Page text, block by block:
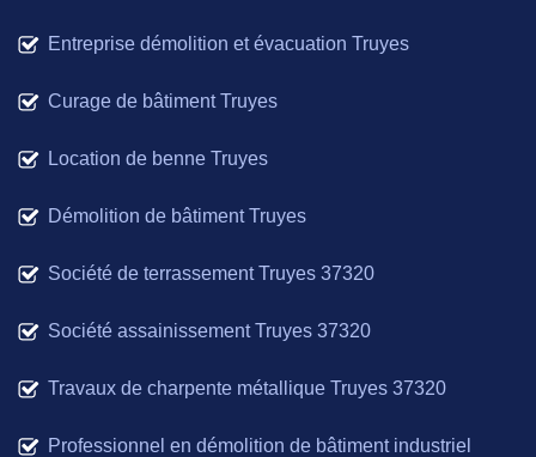
Entreprise démolition et évacuation Truyes
Curage de bâtiment Truyes
Location de benne Truyes
Démolition de bâtiment Truyes
Société de terrassement Truyes 37320
Société assainissement Truyes 37320
Travaux de charpente métallique Truyes 37320
Professionnel en démolition de bâtiment industriel